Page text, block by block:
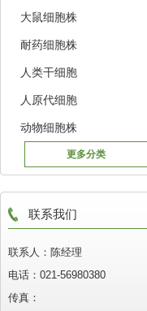
大鼠细胞株
耐药细胞株
人类干细胞
人原代细胞
动物细胞株
更多分类
联系我们
联系人：陈经理
电话：021-56980380
传真：